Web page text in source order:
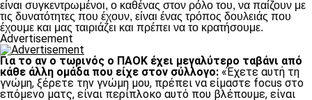
είναι συγκεντρωμένοι, ο καθένας στον ρόλο του, να παίζουν με
τις δυνατότητες που έχουν, είναι ένας τρόπος δουλειάς που
έχουμε και μας ταιριάζει και πρέπει να το κρατήσουμε.
Advertisement
Για το αν ο τωρινός ο ΠΑΟΚ έχει μεγαλύτερο ταβάνι από
κάθε άλλη ομάδα που είχε στον σύλλογο: «Έχετε αυτή τη
γνώμη, ξέρετε την γνώμη μου, πρέπει να είμαστε focus στο
επόμενο ματς, είναι περίπλοκο αυτό που βλέπουμε, είναι